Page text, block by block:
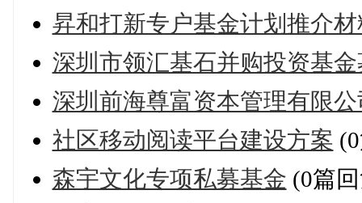
昇和打新专户基金计划推介材
深圳市领汇基石并购投资基
深圳前海尊富资本管理有限
社区移动阅读平台建设方案
森宇文化专项私募基金 (0篇